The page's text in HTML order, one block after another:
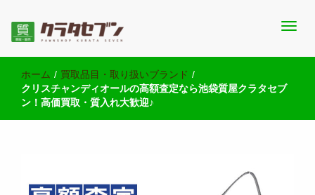
池袋の質屋クラタセブン 公式BLOG
績・販売商品情報や雑記をお届けします。
ホーム / 買取品目・取り扱いブランド /
クリスチャンディオールの高額査定なら池袋質屋クラタセブ
ン！高価買取・質入れ大歓迎♪